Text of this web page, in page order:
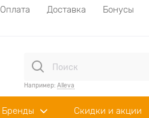
Оплата Доставка Бонусы
Например: Alleva
Бренды Скидки и акции